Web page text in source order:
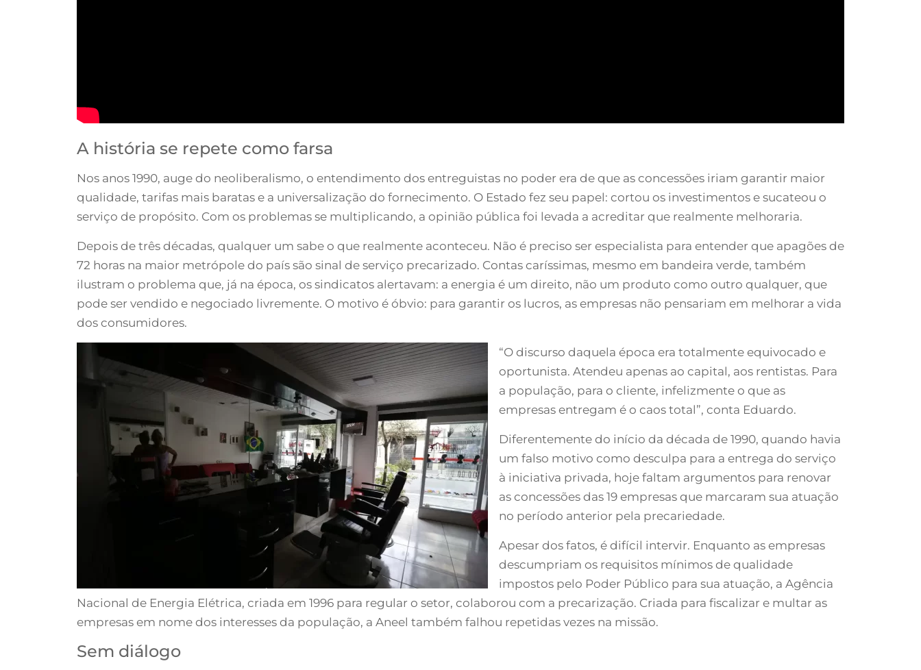
A história se repete como farsa
Nos anos 1990, auge do neoliberalismo, o entendimento dos entreguistas no poder era de que as concessões iriam garantir maior
qualidade, tarifas mais baratas e a universalização do fornecimento. O Estado fez seu papel: cortou os investimentos e sucateou o
serviço de propósito. Com os problemas se multiplicando, a opinião pública foi levada a acreditar que realmente melhoraria.
Depois de três décadas, qualquer um sabe o que realmente aconteceu. Não é preciso ser especialista para entender que apagões de
72 horas na maior metrópole do país são sinal de serviço precarizado. Contas caríssimas, mesmo em bandeira verde, também
ilustram o problema que, já na época, os sindicatos alertavam: a energia é um direito, não um produto como outro qualquer, que
pode ser vendido e negociado livremente. O motivo é óbvio: para garantir os lucros, as empresas não pensariam em melhorar a vida
dos consumidores.
“O discurso daquela época era totalmente equivocado e
oportunista. Atendeu apenas ao capital, aos rentistas. Para
a população, para o cliente, infelizmente o que as
empresas entregam é o caos total”, conta Eduardo.
Diferentemente do início da década de 1990, quando havia
um falso motivo como desculpa para a entrega do serviço
à iniciativa privada, hoje faltam argumentos para renovar
as concessões das 19 empresas que marcaram sua atuação
no período anterior pela precariedade.
Apesar dos fatos, é difícil intervir. Enquanto as empresas
descumpriam os requisitos mínimos de qualidade
impostos pelo Poder Público para sua atuação, a Agência
Nacional de Energia Elétrica, criada em 1996 para regular o setor, colaborou com a precarização. Criada para fiscalizar e multar as
empresas em nome dos interesses da população, a Aneel também falhou repetidas vezes na missão.
Sem diálogo